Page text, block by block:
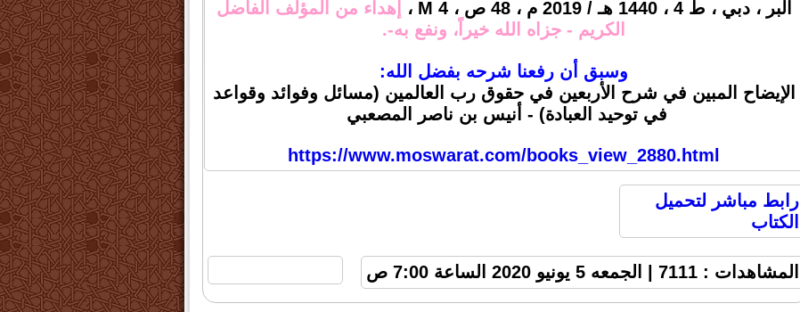
البر ، دبي ، ط 4 ، 1440 هـ / 2019 م ، 48 ص ، 4 M ،
إهداء من المؤلف الفاضل
الكريم - جزاه الله خيراً، ونفع به-.
وسبق أن رفعنا شرحه بفضل الله:
الإيضاح المبين في شرح الأربعين في حقوق رب العالمين (مسائل وفوائد وقواعد
في توحيد العبادة) - أنيس بن ناصر المصعبي
https://www.moswarat.com/books_view_2880.html
رابط مباشر لتحميل
الكتاب
المشاهدات : 7111 | الجمعه 5 يونيو 2020 الساعة 7:00 ص